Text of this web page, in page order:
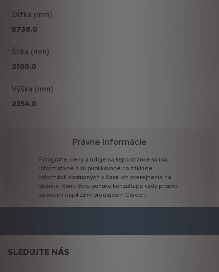
Dĺžka (mm)
5738.0
Šírka (mm)
2100.0
Výška (mm)
2254.0
Právne informácie
Fotografie, ceny a údaje na tejto stránke sú iba
informatívne a sú publikované na základe
informácií dostupných v čase ich zverejnenia na
stránke. Konkrétnu ponuku konzultujte vždy prosím
so svojim najbližším predajcom Citroën.
SLEDUJTE NÁS